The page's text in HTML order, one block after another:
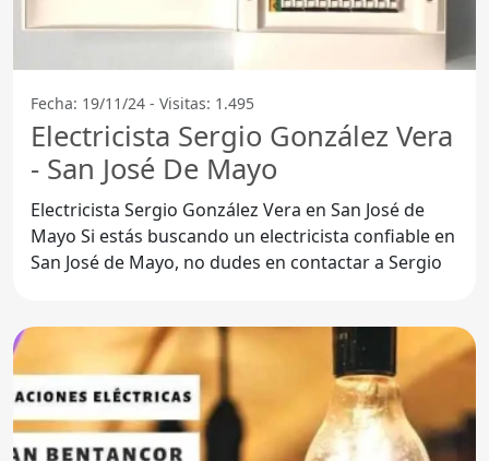
Fecha: 19/11/24 - Visitas: 1.495
Electricista Sergio González Vera
- San José De Mayo
Electricista Sergio González Vera en San José de
Mayo Si estás buscando un electricista confiable en
San José de Mayo, no dudes en contactar a Sergio